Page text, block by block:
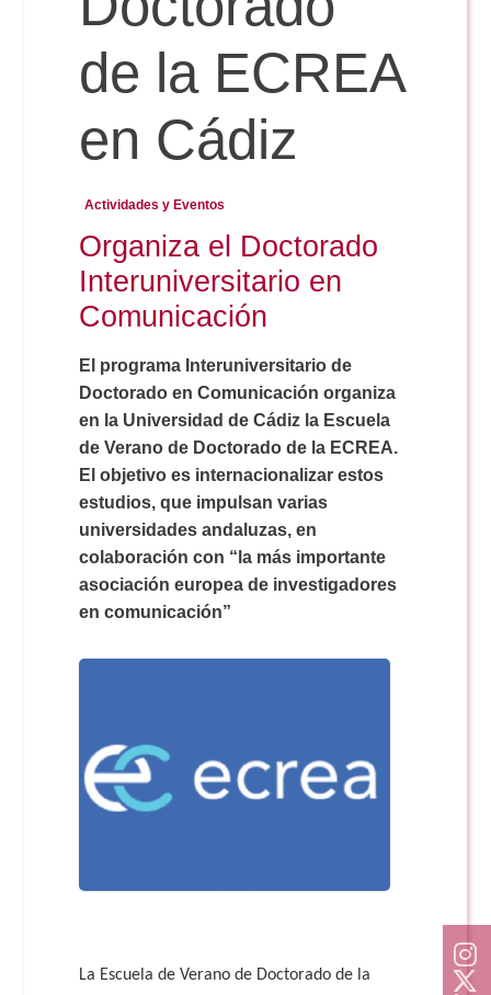
Reservas
Calendario Lectivo
Periodismo
Publicidad y RR.PP
Comunicación Audiovisual
Doble Grado PER/CAV
Periodismo
Publicidad y RR.PP
Comunicación Audiovisual
Doble Grado PER/CAV
Secretaría Virtual
#miTFG
#YoPractico
Boletines
de la ECREA
en Cádiz
Actividades y Eventos
Organiza el Doctorado
Interuniversitario en
Comunicación
El programa Interuniversitario de
Doctorado en Comunicación organiza
en la Universidad de Cádiz la Escuela
de Verano de Doctorado de la ECREA.
El objetivo es internacionalizar estos
estudios, que impulsan varias
universidades andaluzas, en
colaboración con “la más importante
asociación europea de investigadores
en comunicación”
La Escuela de Verano de Doctorado de la